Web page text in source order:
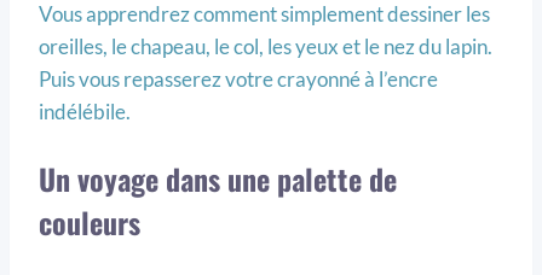
Vous apprendrez comment simplement dessiner les
oreilles, le chapeau, le col, les yeux et le nez du lapin.
Puis vous repasserez votre crayonné à l’encre
indélébile.
Un voyage dans une palette de
couleurs